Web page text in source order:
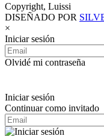
Copyright, Luissi
DISEÑADO POR
×
Iniciar sesión
Olvidé mi contraseña
Iniciar sesión
Continuar como invitado